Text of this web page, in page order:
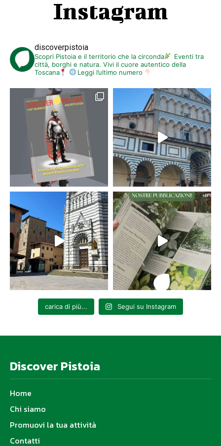
Instagram
discoverpistoia
Scopri Pistoia e il territorio che la circonda
Eventi tra
città, borghi e natura. Vivi il cuore autentico della
Toscana
Leggi l’ultimo numero
carica di più... Segui su Instagram
Discover Pistoia
Home
Chi siamo
Promuovi la tua attività
Contatti